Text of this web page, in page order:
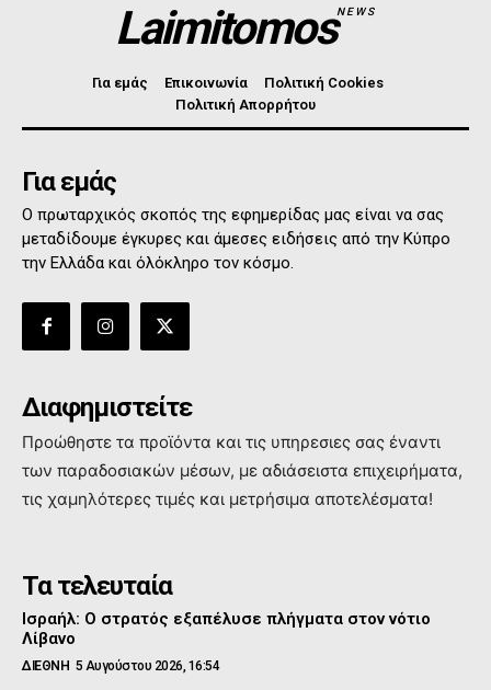
LaimitomosNEWS
Για εμάς Επικοινωνία
Πολιτική Cookies
Πολιτική Απορρήτου
Για εμάς
Ο πρωταρχικός σκοπός της εφημερίδας μας είναι να σας
μεταδίδουμε έγκυρες και άμεσες ειδήσεις από την Κύπρο
την Ελλάδα και όλόκληρο τον κόσμο.
Διαφημιστείτε
Προώθηστε τα προϊόντα και τις υπηρεσιες σας έναντι
των παραδοσιακών μέσων, με αδιάσειστα επιχειρήματα,
τις χαμηλότερες τιμές και μετρήσιμα αποτελέσματα!
Τα τελευταία
Ισραήλ: Ο στρατός εξαπέλυσε πλήγματα στον νότιο
Λίβανο
ΔΙΕΘΝΗ 5 Αυγούστου 2026, 16:54